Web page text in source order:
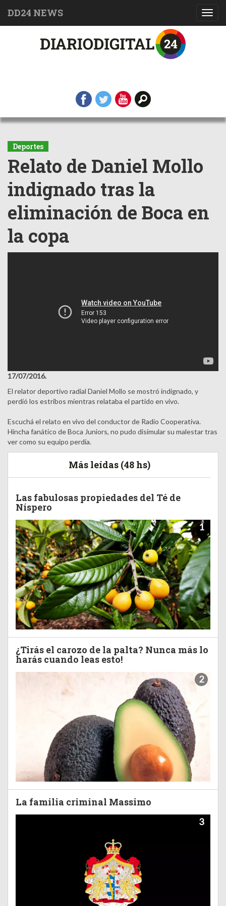
DD24 NEWS
Deportes
Relato de Daniel Mollo
indignado tras la
eliminación de Boca en
la copa
17/07/2016.
El relator deportivo radial Daniel Mollo se mostró indignado, y
perdió los estribos mientras relataba el partido en vivo.
Escuchá el relato en vivo del conductorde Radio Cooperativa.
Hincha fanático de Boca Juniors, no pudo disimular su malestar tras
ver como su equipo perdía.
Más leídas (48 hs)
Las fabulosas propiedades del Té de
Níspero
1
¿Tirás el carozo de la palta? Nunca más lo
harás cuando leas esto!
2
La familia criminal Massimo
3